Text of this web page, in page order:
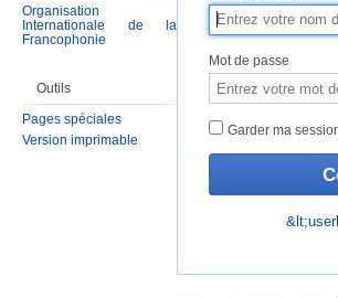
Mot de passe
Garder ma
Organisation
Internationale de la
Francophonie
Outils
Pages spéciales
Version imprimable